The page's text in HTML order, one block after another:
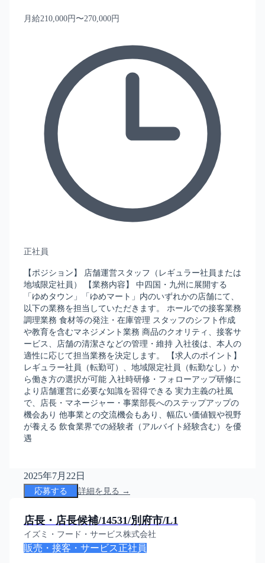
月給210,000円〜270,000円
正社員
【ポジション】 店舗運営スタッフ（レギュラー社員または
地域限定社員） 【業務内容】 中四国・九州に展開する
「ゆめタウン」「ゆめマート」内のいずれかの店舗にて、
以下の業務を担当していただきます。 ホールでの接客業務
調理業務 食材等の発注・在庫管理 スタッフのシフト作成
や教育を含むマネジメント業務 商品のクオリティ、接客サ
ービス、店舗の清潔さなどの管理・維持 入社後は、本人の
適性に応じて担当業務を決定します。 【求人のポイント】
レギュラー社員（転勤可）、地域限定社員（転勤なし）か
ら働き方の選択が可能 入社時研修・フォローアップ研修に
より店舗運営に必要な知識を習得できる 実力主義の社風
で、店長・マネージャー・事業部長へのステップアップの
機会あり 他事業との交流機会もあり、幅広い価値観や視野
が養える 飲食業界での経験者（アルバイト経験含む）を優
遇
2025年7月22日
応募する 詳細を見る →
店長・店長候補/14531/別府市/L1
イズミ・フード・サービス株式会社
販売・接客・サービス 正社員